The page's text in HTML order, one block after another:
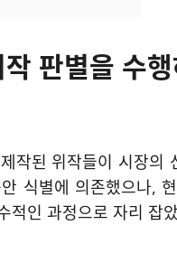
판별을 수
작된 위작들이 시장의
식별에 의존했으나,
적인 과정으로 자리 잡